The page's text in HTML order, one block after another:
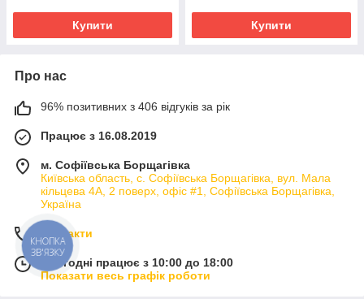
Купити Купити
Про нас
96% позитивних з 406 відгуків за рік
Працює з 16.08.2019
м. Софіївська Борщагівка
Київська область, с. Софіївська Борщагівка, вул. Мала
кільцева 4А, 2 поверх, офіс #1, Софіївська Борщагівка,
Україна
Контакти
Сьогодні працює з 10:00 до 18:00
Показати весь графік роботи
КНОПКА
ЗВ'ЯЗКУ